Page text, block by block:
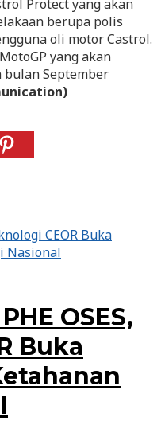
Protect yang akan
berupa polis
oli motor Castrol.
yang akan
September
OSES,
Buka